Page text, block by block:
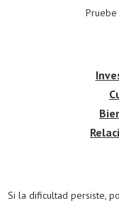
Pruebe
Si la dificultad persiste,